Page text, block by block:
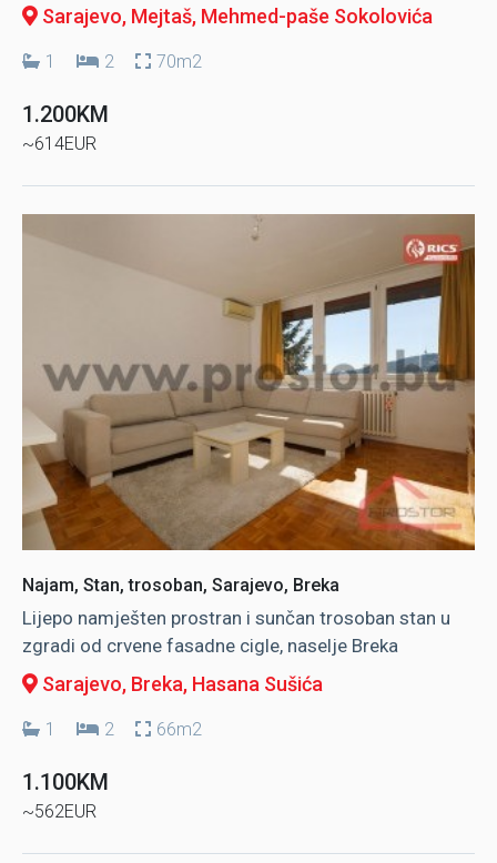
Sarajevo, Mejtaš, Mehmed-paše Sokolovića
1 2 70m2
1.200KM
~614EUR
Najam, Stan, trosoban, Sarajevo, Breka
Lijepo namješten prostran i sunčan trosoban stan u
zgradi od crvene fasadne cigle, naselje Breka
Sarajevo, Breka, Hasana Sušića
1 2 66m2
1.100KM
~562EUR